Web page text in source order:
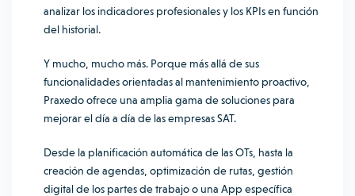
analizar los indicadores profesionales y los KPIs en función
del historial.
Y mucho, mucho más. Porque más allá de sus
funcionalidades orientadas al mantenimiento proactivo,
Praxedo ofrece una amplia gama de soluciones para
mejorar el día a día de las empresas SAT.
Desde la planificación automática de las OTs, hasta la
creación de agendas, optimización de rutas, gestión
digital de los partes de trabajo o una App específica